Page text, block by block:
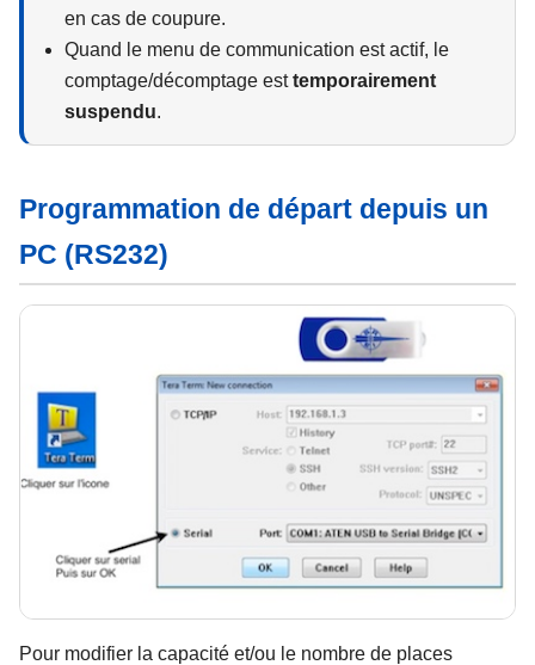
en cas de coupure.
Quand le menu de communication est actif, le
comptage/décomptage esttemporairement
suspendu.
Programmation de départ depuis un
PC (RS232)
Pour modifier la capacité et/ou le nombre de places